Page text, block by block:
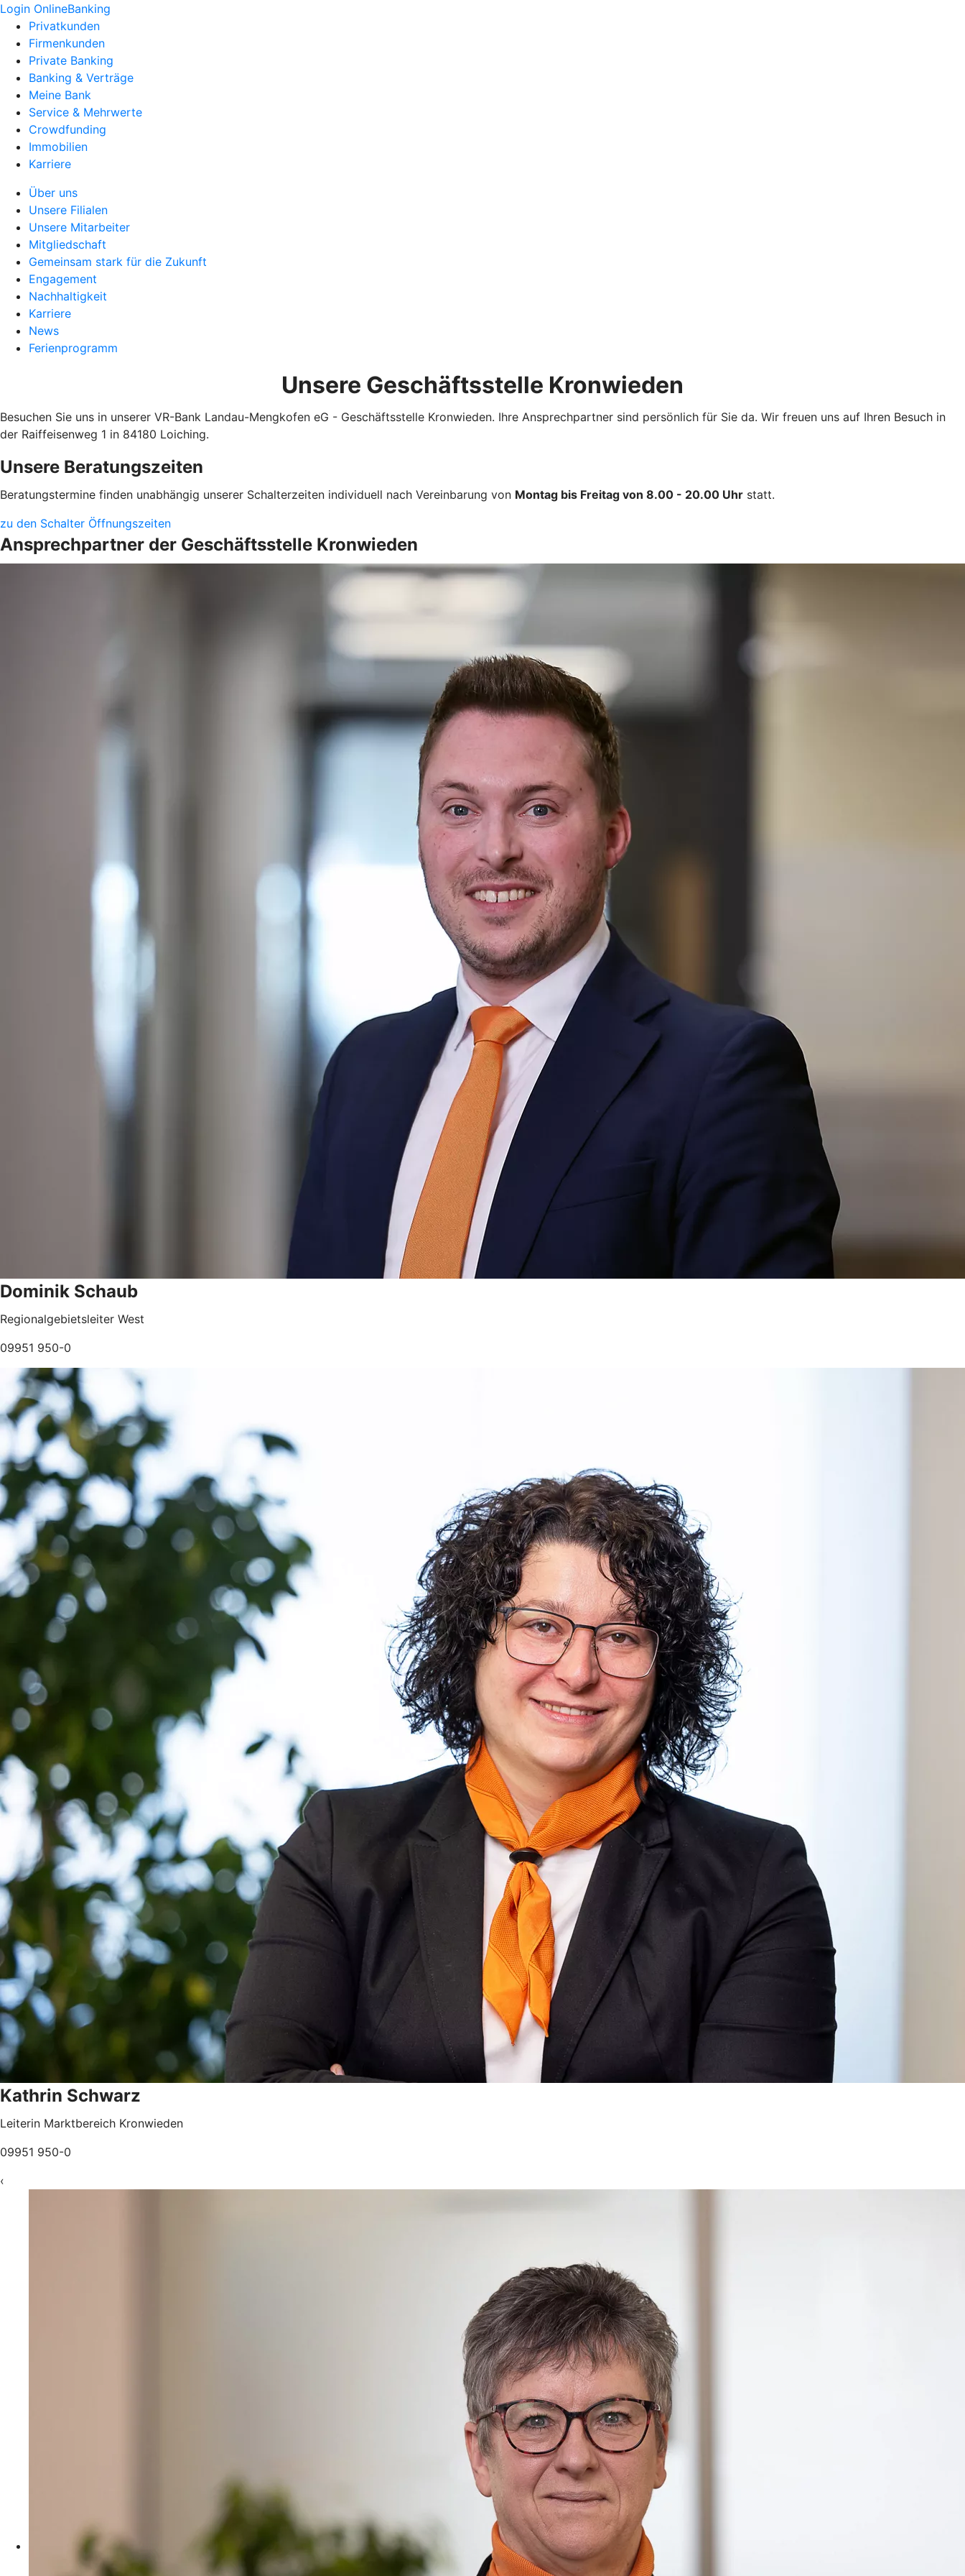
Login OnlineBanking
Privatkunden
Firmenkunden
Private Banking
Banking & Verträge
Meine Bank
Service & Mehrwerte
Crowdfunding
Immobilien
Karriere
Über uns
Unsere Filialen
Unsere Mitarbeiter
Mitgliedschaft
Gemeinsam stark für die Zukunft
Engagement
Nachhaltigkeit
Karriere
News
Ferienprogramm
Unsere Geschäftsstelle Kronwieden
Besuchen Sie uns in unserer VR-Bank Landau-Mengkofen eG - Geschäftsstelle Kronwieden. Ihre Ansprechpartner sind persönlich für Sie da. Wir freuen uns auf Ihren Besuch in
der Raiffeisenweg 1 in 84180 Loiching.
Unsere Beratungszeiten
Beratungstermine finden unabhängig unserer Schalterzeiten individuell nach Vereinbarung von Montag bis Freitag von 8.00 - 20.00 Uhr statt.
zu den Schalter Öffnungszeiten
Ansprechpartner der Geschäftsstelle Kronwieden
Dominik Schaub
Regionalgebietsleiter West
09951 950-0
Kathrin Schwarz
Leiterin Marktbereich Kronwieden
09951 950-0
‹